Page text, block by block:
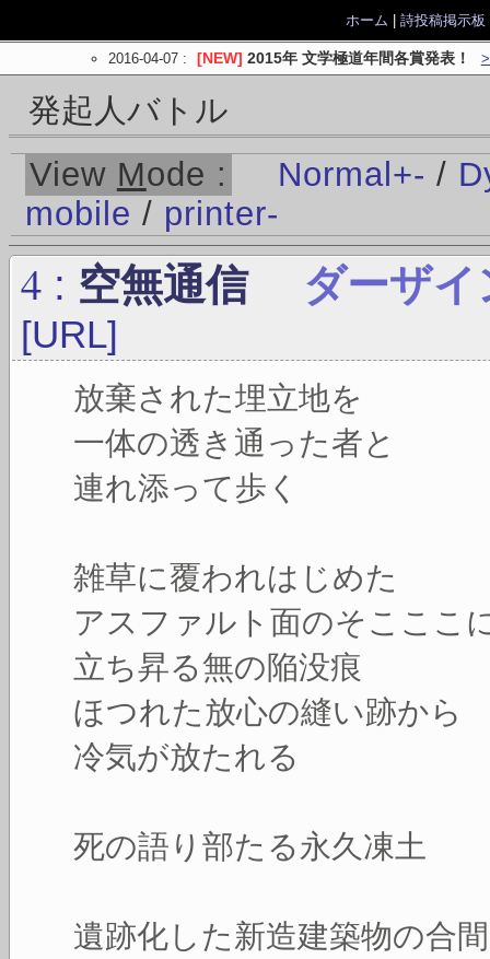
ホーム 詩投稿掲示板
2016-04-07: [NEW] 2015年 文学極道年間各賞発表！
発起人バトル
View Mode : Normal +- /
mobile / printer-
4 : 空無通信 ダーザイ
[URL]
放棄された埋立地を
一体の透き通った者と
連れ添って歩く
雑草に覆われはじめた
アスファルト面のそこここ
立ち昇る無の陥没痕
ほつれた放心の縫い跡から
冷気が放たれる
死の語り部たる永久凍土
遺跡化した新造建築物の合